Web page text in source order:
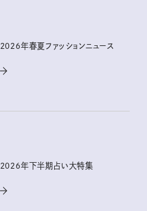
2026年春夏ファッションニュース
2026年下半期占い大特集